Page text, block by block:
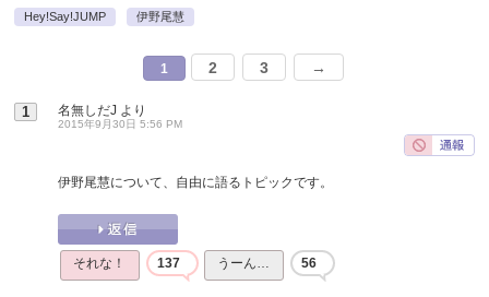
Hey!Say!JUMP 伊野尾慧
1 2 3 →
1 名無しだJ より
2015年9月30日 5:56 PM
伊野尾慧について、自由に語るトピックです。
それな！ 137 うーん… 56